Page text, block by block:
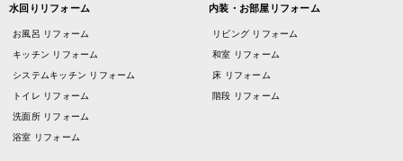
水回りリフォーム
お風呂 リフォーム
キッチン リフォーム
システムキッチン リフォーム
トイレ リフォーム
洗面所 リフォーム
浴室 リフォーム
内装・お部屋リフォーム
リビング リフォーム
和室 リフォーム
床 リフォーム
階段 リフォーム